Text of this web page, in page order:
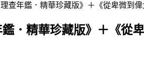
查年鑑．精華珍藏版》＋《從卑微到偉
．精華珍藏版》＋《從